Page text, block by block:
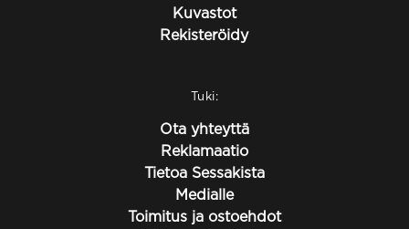
Kuvastot
Rekisteröidy
Tuki:
Ota yhteyttä
Reklamaatio
Tietoa Sessakista
Medialle
Toimitus ja ostoehdot